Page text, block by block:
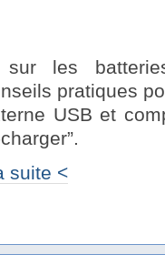
les
pratiques
USB et
suite <